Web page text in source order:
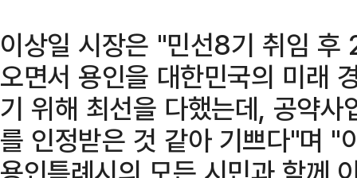
이상일 시장은 "민선8기 취임
오면서 용인을 대한민국의 미래
기 위해 최선을 다했는데, 공약
를 인정받은 것 같아 기쁘다"며 "